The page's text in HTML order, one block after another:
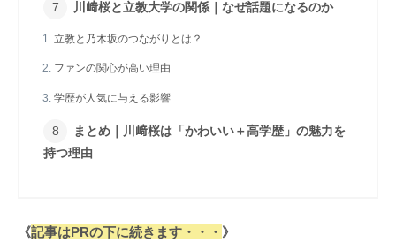
川﨑桜と立教大学の関係｜なぜ話題になるのか
立教と乃木坂のつながりとは？
ファンの関心が高い理由
学歴が人気に与える影響
まとめ｜川﨑桜は「かわいい＋高学歴」の魅力を
持つ理由
《記事はPRの下に続きます・・・ 》